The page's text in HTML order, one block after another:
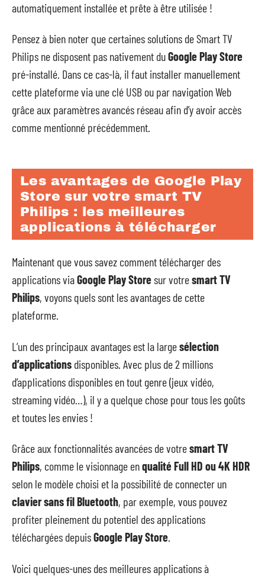
automatiquement installée et prête à être utilisée !
Pensez à bien noter que certaines solutions de Smart TV
Philips ne disposent pas nativement duGoogle Play Store
pré-installé. Dans ce cas-là, il faut installer manuellement
cette plateforme via une clé USB ou par navigation Web
grâce aux paramètres avancés réseau afin d’y avoir accès
comme mentionné précédemment.
Les avantages de Google Play
Store sur votre smart TV
Philips : les meilleures
applications à télécharger
Maintenant que vous savez comment télécharger des
applications viaGoogle Play Storesur votresmart TV
Philips, voyons quels sont les avantages de cette
plateforme.
L’un des principaux avantages est la largesélection
d’applications disponibles. Avec plus de 2 millions
d’applications disponibles en tout genre (jeux vidéo,
streaming vidéo…), il y a quelque chose pour tous les goûts
et toutes les envies !
Grâce aux fonctionnalités avancées de votresmart TV
Philips, comme le visionnage enqualité Full HD ou 4K HDR
selon le modèle choisi et la possibilité de connecter un
clavier sans fil Bluetooth, par exemple, vous pouvez
profiter pleinement du potentiel des applications
téléchargées depuisGoogle Play Store.
Voici quelques-unes des meilleures applications à